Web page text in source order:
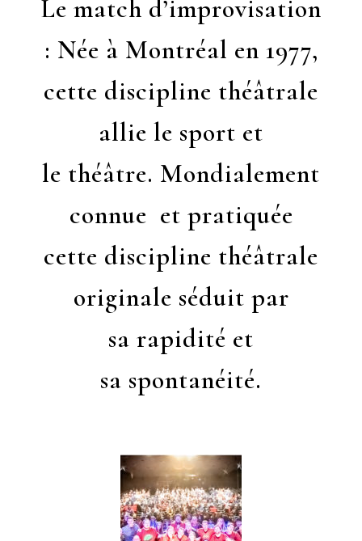
Le match d’improvisation
: Née à Montréal en 1977,
cette discipline théâtrale
allie le sport et
le théâtre. Mondialement
connue et pratiquée
cette discipline théâtrale
originale séduit par
sa rapidité et
sa spontanéité.